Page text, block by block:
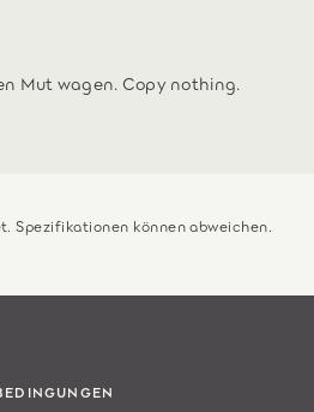
Mut wagen. Copy nothing.
Spezifikationen können abweichen.